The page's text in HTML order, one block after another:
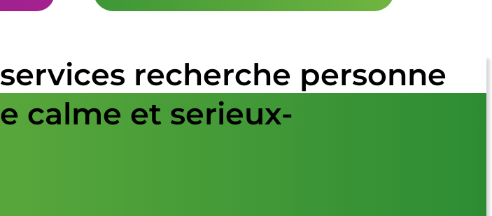
recherche personne
calme et serieux-